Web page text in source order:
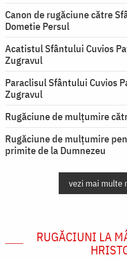
Canon de rugăciune către
Dometie Persul
Acatistul Sfântului Cuvios
Zugravul
Paraclisul Sfântului Cuvios
Zugravul
Rugăciune de mulţumire
Rugăciune de mulțumire
primite de la Dumnezeu
vezi mai multe
RUGĂCIUNI LA